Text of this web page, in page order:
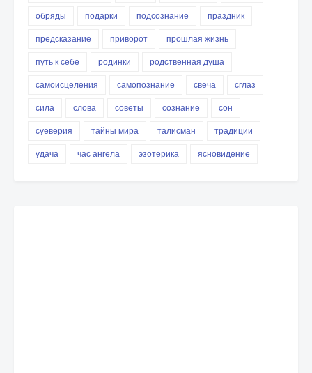
обряды
подарки подсознание
праздник
предсказание
приворот
прошлая жизнь
путь к себе
родинки
родственная душа
самоисцеления
самопознание свеча
сглаз
сила
слова советы сознание
сон
суеверия
тайны мира талисман
традиции
удача
час ангела эзотерика ясновидение